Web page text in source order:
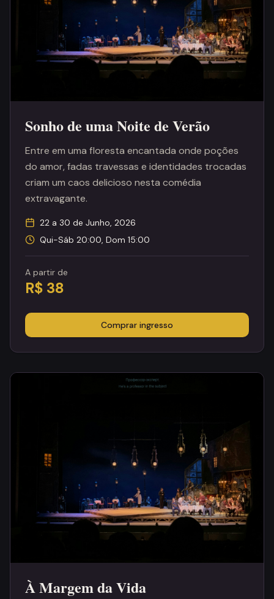
Sonho de uma Noite de Verão
Entre em uma floresta encantada onde poções
do amor, fadas travessas e identidades trocadas
criam um caos delicioso nesta comédia
extravagante.
22 a 30 de Junho, 2026
Qui-Sáb 20:00, Dom 15:00
A partir de
R$ 38
Comprar ingresso
À Margem da Vida